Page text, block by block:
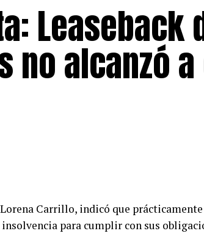
Leaseback
no alcanzó
Carrillo, indicó que
para cumplir con sus